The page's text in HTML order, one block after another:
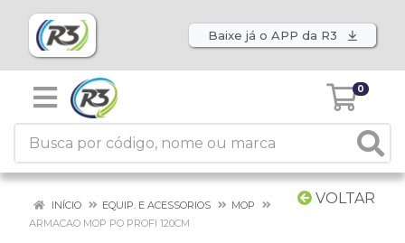
Baixe já o APP da R3
0
VOLTAR
INÍCIO EQUIP. E ACESSORIOS
MOP
ARMACAO MOP PO PROFI 120CM